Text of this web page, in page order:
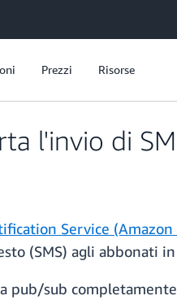
Prezzi Risorse
l'invio di
Service (Amazon
(SMS) agli abbonati
pub/sub